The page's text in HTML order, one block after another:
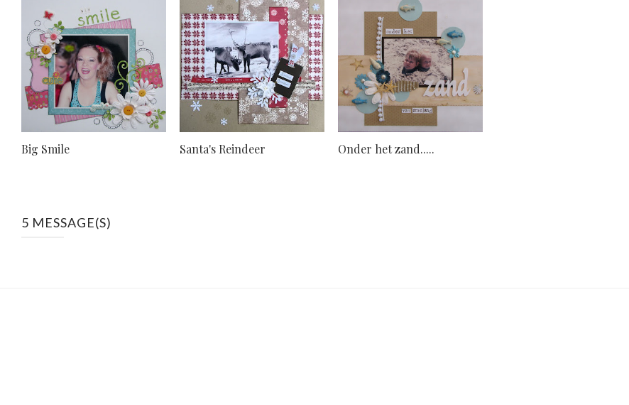
Big Smile Santa's Reindeer Onder het zand.....
5 MESSAGE(S)